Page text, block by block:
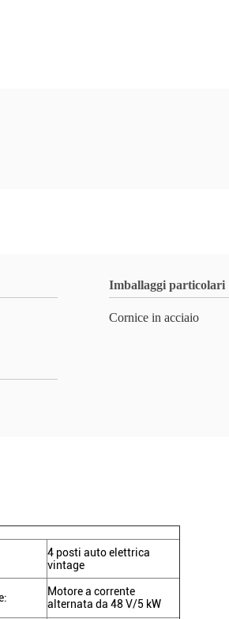
Imballaggi particolari
Cornice in acciaio
4 posti auto elettrica
vintage
Motore a corrente
alternata da 48 V/5 kW